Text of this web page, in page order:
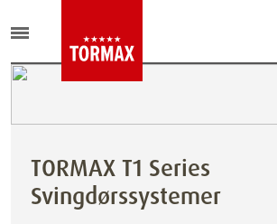
TORMAX T1 Series
Svingdørssystemer